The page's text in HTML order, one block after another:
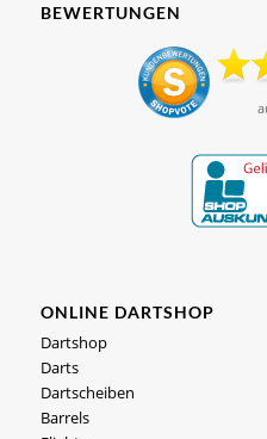
BEWERTUNGEN
ONLINE DARTSHOP
Dartshop
Darts
Dartscheiben
Barrels